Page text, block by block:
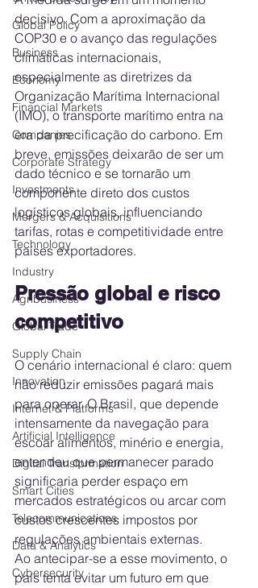
Global Policy
Business
Economy
Financial Markets
Companies
Corporate Strategy
Investments
Mergers & Acquisitions
Technology
Industry
Agribusiness
Global Trade
Supply Chain
Innovation
Internet & Platforms
Artificial Intelligence
Digital Transformation
Smart Cities
Telecommunications
Data & Analytics
Cybersecurity
decisivo. Com a aproximação da
COP30 e o avanço das regulações
climáticas internacionais,
especialmente as diretrizes da
Organização Marítima Internacional
(IMO), o transporte marítimo entra na
era da precificação do carbono. Em
breve, emissões deixarão de ser um
dado técnico e se tornarão um
componente direto dos custos
logísticos globais, influenciando
tarifas, rotas e competitividade entre
países exportadores.
Pressão global e risco
competitivo
O cenário internacional é claro: quem
não reduzir emissões pagará mais
para operar. O Brasil, que depende
intensamente da navegação para
escoar alimentos, minério e energia,
entendeu que permanecer parado
significaria perder espaço em
mercados estratégicos ou arcar com
custos crescentes impostos por
regulações ambientais externas.
Ao antecipar-se a esse movimento, o
país tenta evitar um futuro em que